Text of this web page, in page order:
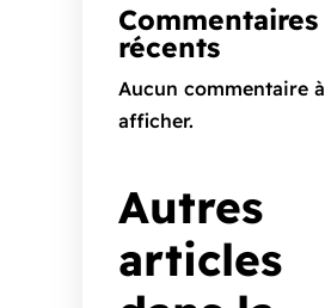
Commentaires
récents
Aucun commentaire à
afficher.
Autres
articles